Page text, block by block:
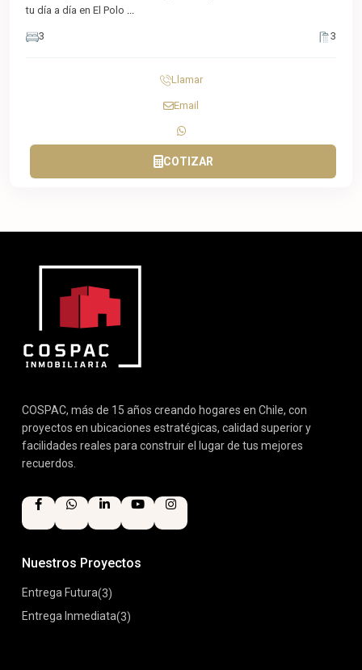
tu día a día en El Polo ...
3 3
Llamar
Email
COTIZAR
COSPAC, más de 15 años creando hogares en Chile, con
proyectos en ubicaciones estratégicas, calidad superior y
facilidades reales para construir el lugar de tus mejores
recuerdos.
Nuestros Proyectos
Entrega Futura(3)
Entrega Inmediata(3)